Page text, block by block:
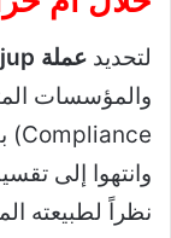
لتحديد عملة jup حلال
وانتهوا إلى
نظراً لطبيعته